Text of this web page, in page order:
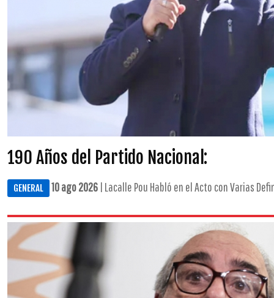
190 Años del Partido Nacional:
GENERAL 10 ago 2026 | Lacalle Pou Habló en el Acto con Varias